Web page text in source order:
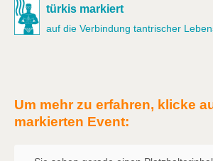
türkis markiert
auf die Verbindung tantrischer
Um mehr zu erfahren, klicke
markierten Event: